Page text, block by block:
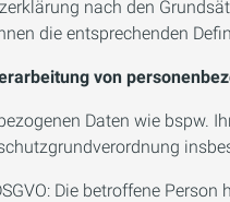
nach den
die entsprechenden
von
Daten wie bspw.
Die betroffene